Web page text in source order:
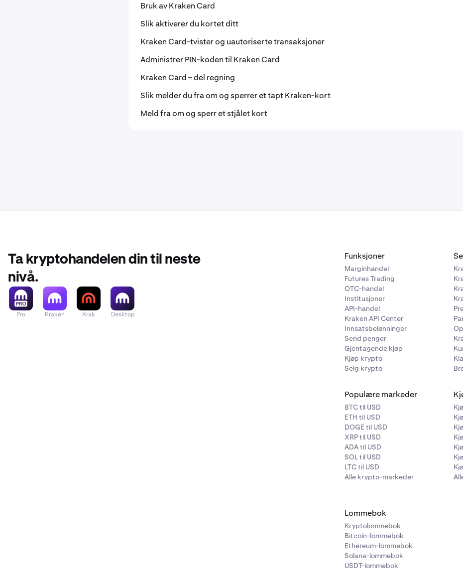
Bruk av Kraken Card
Slik aktiverer du kortet ditt
Kraken Card-tvister og uautoriserte transaksjoner
Administrer PIN-koden til Kraken Card
Kraken Card – del regning
Slik melder du fra om og sperrer et tapt Kraken-kort
Meld fra om og sperr et stjålet kort
Ta kryptohandelen din til neste
nivå.
Pro Kraken Krak Desktop
Funksjoner
Marginhandel
Futures Trading
OTC-handel
Institusjoner
API-handel
Kraken API Center
Innsatsbelønninger
Send penger
Gjentagende kjøp
Kjøp krypto
Selg krypto
Populære markeder
BTC til USD
ETH til USD
DOGE til USD
XRP til USD
ADA til USD
SOL til USD
LTC til USD
Alle krypto-markeder
Lommebok
Kryptolommebok
Bitcoin-lommebok
Ethereum-lommebok
Solana-lommebok
USDT-lommebok